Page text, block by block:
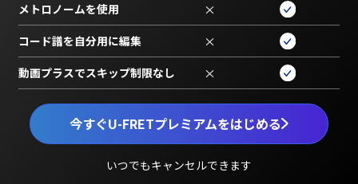
今すぐU-FRETプレミアムをはじめる
いつでもキャンセルできます
メトロノームを使用 ×
コード譜を自分用に編集 ×
動画プラスでスキップ制限なし ×